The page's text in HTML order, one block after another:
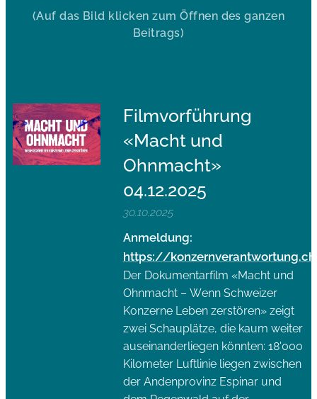
(Auf das Bild klicken zum Öffnen des ganzen
Beitrags)
Filmvorführung
«Macht und
Ohnmacht»
04.12.2025
30.10.2025
Anmeldung:
https://
Der Dokumentarfilm «Macht und
Ohnmacht – Wenn Schweizer
Konzerne Leben zerstören» zeigt
zwei Schauplätze, die kaum weiter
auseinanderliegen könnten: 18'000
Kilometer Luftlinie liegen zwischen
der Andenprovinz Espinar und